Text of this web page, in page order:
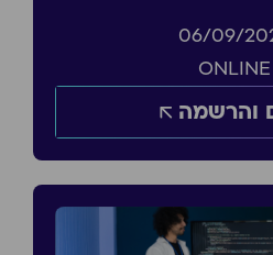
06/09/
ONLINE
והרשמה